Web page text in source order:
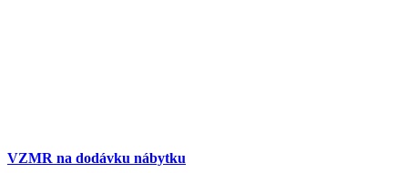
VZMR na dodávku nábytku